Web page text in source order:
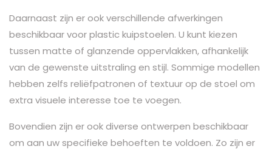
Daarnaast zijn er ook verschillende afwerkingen
beschikbaar voor plastic kuipstoelen. U kunt kiezen
tussen matte of glanzende oppervlakken, afhankelijk
van de gewenste uitstraling en stijl. Sommige modellen
hebben zelfs reliëfpatronen of textuur op de stoel om
extra visuele interesse toe te voegen.
Bovendien zijn er ook diverse ontwerpen beschikbaar
om aan uw specifieke behoeften te voldoen. Zo zijn er